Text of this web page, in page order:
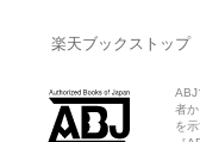
楽天ブックストップ
ABJ
者
を